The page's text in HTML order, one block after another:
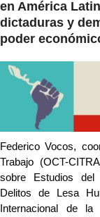
en América
dictaduras y
poder
Federico Vocos,
Trabajo (OCT-
sobre Estudios del
Delitos de Lesa
Internacional de